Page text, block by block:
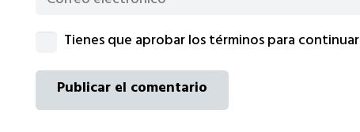
Tienes que aprobar los términos para continuar
Publicar el comentario